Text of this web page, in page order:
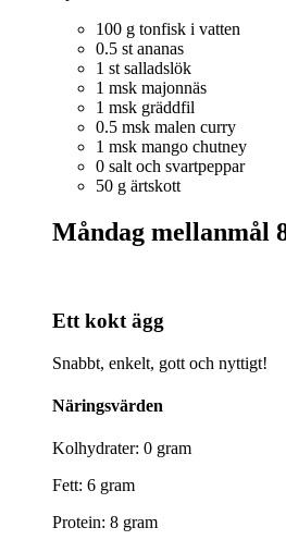
100 g tonfisk i vatten
0.5 st ananas
1 st salladslök
1 msk majonnäs
1 msk gräddfil
0.5 msk malen curry
1 msk mango chutney
0 salt och svartpeppar
50 g ärtskott
Måndag mellanmål
Ett kokt ägg
Snabbt, enkelt, gott och nyttigt!
Näringsvärden
Kolhydrater: 0 gram
Fett: 6 gram
Protein: 8 gram